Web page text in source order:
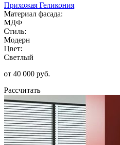
Прихожая Геликония
Материал фасада:
МДФ
Стиль:
Модерн
Цвет:
Светлый
от 40 000 руб.
Рассчитать